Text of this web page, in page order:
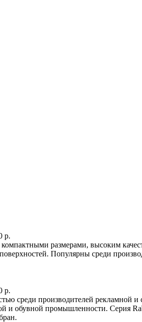
р.
размерами, высоким
Популярны среди
р.
среди производителей рекламной и
и обувной промышленности. Серия